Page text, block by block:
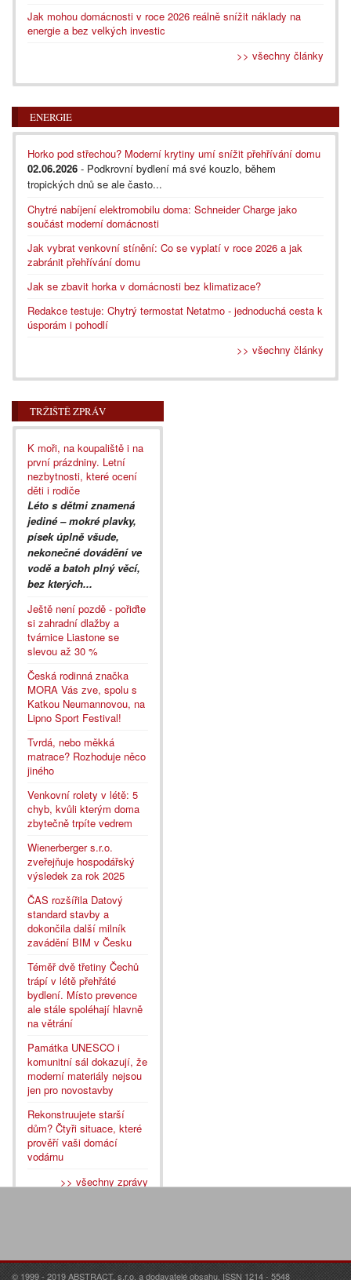
Jak mohou domácnosti v roce 2026 reálně snížit náklady na
energie a bez velkých investic
>> všechny články
ENERGIE
Horko pod střechou? Moderní krytiny umí snížit přehřívání domu
02.06.2026 - Podkrovní bydlení má své kouzlo, během
tropických dnů se ale často...
Chytré nabíjení elektromobilu doma: Schneider Charge jako
součást moderní domácnosti
Jak vybrat venkovní stínění: Co se vyplatí v roce 2026 a jak
zabránit přehřívání domu
Jak se zbavit horka v domácnosti bez klimatizace?
Redakce testuje: Chytrý termostat Netatmo - jednoduchá cesta k
úsporám i pohodlí
>> všechny články
TRŽIŠTĚ ZPRÁV
K moři, na koupaliště i na
první prázdniny. Letní
nezbytnosti, které ocení
děti i rodiče
Léto s dětmi znamená
jediné – mokré plavky,
písek úplně všude,
nekonečné dovádění ve
vodě a batoh plný věcí,
bez kterých...
Ještě není pozdě - pořiďte
si zahradní dlažby a
tvárnice Liastone se
slevou až 30 %
Česká rodinná značka
MORA Vás zve, spolu s
Katkou Neumannovou, na
Lipno Sport Festival!
Tvrdá, nebo měkká
matrace? Rozhoduje něco
jiného
Venkovní rolety v létě: 5
chyb, kvůli kterým doma
zbytečně trpíte vedrem
Wienerberger s.r.o.
zveřejňuje hospodářský
výsledek za rok 2025
ČAS rozšířila Datový
standard stavby a
dokončila další milník
zavádění BIM v Česku
Téměř dvě třetiny Čechů
trápí v létě přehřáté
bydlení. Místo prevence
ale stále spoléhají hlavně
na větrání
Památka UNESCO i
komunitní sál dokazují, že
moderní materiály nejsou
jen pro novostavby
Rekonstruujete starší
dům? Čtyři situace, které
prověří vaši domácí
vodárnu
>> všechny zprávy
© 1999 - 2019 ABSTRACT, s.r.o. a dodavatelé obsahu. ISSN 1214 - 5548